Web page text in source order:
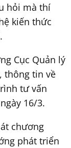
hỏi mà thí
kiến thức
Cục Quản lý
thông tin về
tư vấn
16/3.
chương
phát triển